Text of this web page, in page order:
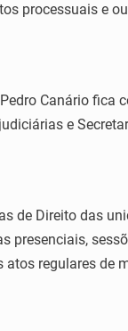
processuais e
Canário
e
de Direito das
presenciais,
atos regulares de